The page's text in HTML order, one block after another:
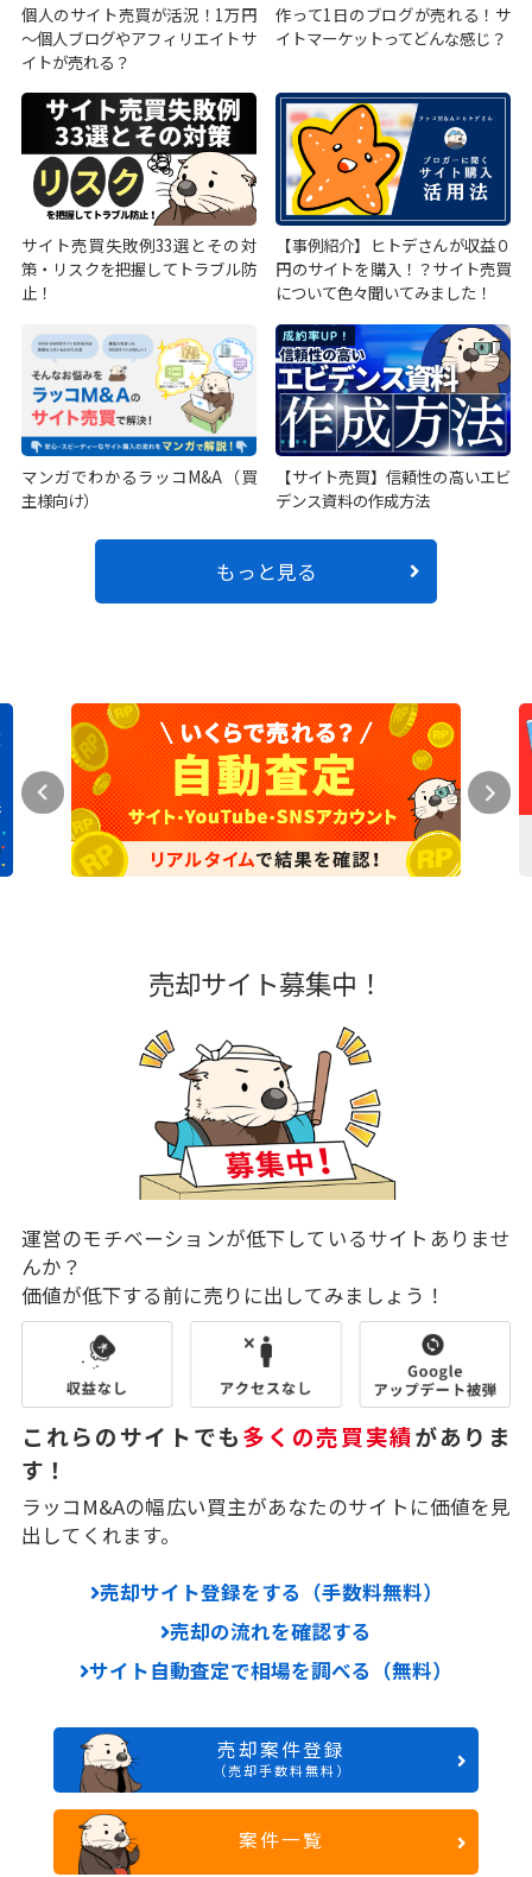
個人のサイト売買が活況！1万円
～個人ブログやアフィリエイトサ
イトが売れる？
作って1日のブログが売れる！サ
イトマーケットってどんな感じ？
サイト売買失敗例33選とその対
策・リスクを把握してトラブル防
止！
【事例紹介】ヒトデさんが収益０
円のサイトを購入！？サイト売買
について色々聞いてみました！
マンガでわかるラッコM&A（買
主様向け）
【サイト売買】信頼性の高いエビ
デンス資料の作成方法
もっと見る
売却サイト募集中！
運営のモチベーションが低下しているサイトありませ
んか？
価値が低下する前に売りに出してみましょう！
これらのサイトでも多くの売買実績がありま
す！
ラッコM&Aの幅広い買主があなたのサイトに価値を見
出してくれます。
売却サイト登録をする（手数料無料）
売却の流れを確認する
サイト自動査定で相場を調べる（無料）
売却案件登録
（売却手数料無料）
案件一覧